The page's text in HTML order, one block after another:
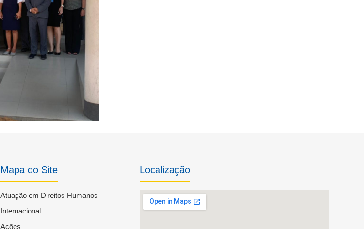
Mapa do Site
Atuação em Direitos Humanos
Internacional
Ações
Localização